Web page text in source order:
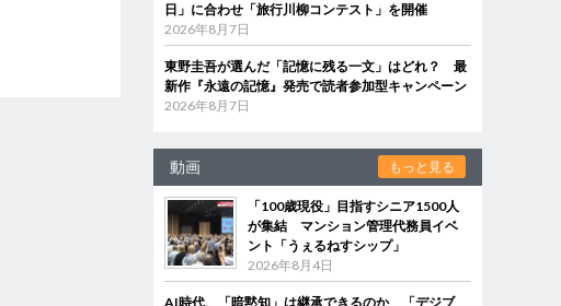
日」に合わせ「旅行川柳コンテスト」を開催
2026年8月7日
東野圭吾が選んだ「記憶に残る一文」はどれ？ 最
新作『永遠の記憶』発売で読者参加型キャンペーン
2026年8月7日
動画 もっと見る
「100歳現役」目指すシニア1500人
が集結 マンション管理代務員イベ
ント「うぇるねすシップ」
2026年8月4日
AI時代、「暗黙知」は継承できるのか 「デジブ